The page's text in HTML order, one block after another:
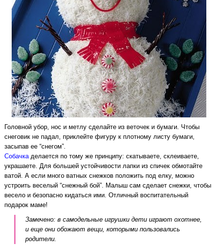
Головной убор, нос и метлу сделайте из веточек и бумаги. Чтобы
снеговик не падал, приклейте фигуру к плотному листу бумаги,
засыпав ее “снегом”.
Собачкаделается по тому же принципу: скатываете, склеиваете,
украшаете. Для большей устойчивости лапки из спичек обмотайте
ватой. А если много ватных снежков положить под елку, можно
устроить веселый “снежный бой”. Малыш сам сделает снежки, чтобы
весело и безопасно кидаться ими. Отличный воспитательный
подарок маме!
Замечено: в самодельные игрушки дети играют охотнее,
и еще они обожают вещи, которыми пользовались
родители.